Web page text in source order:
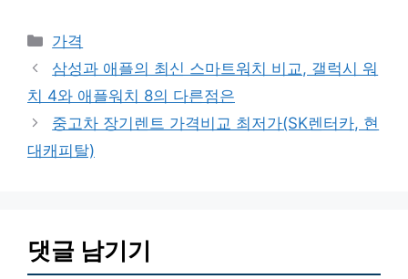
카
테
리
가격
삼성과 애플의 최신 스마트워치 비교, 갤럭시 워
치 4와 애플워치 8의 다른점은
중고차 장기렌트 가격비교 최저가(SK렌터카, 현
대캐피탈)
댓글 남기기